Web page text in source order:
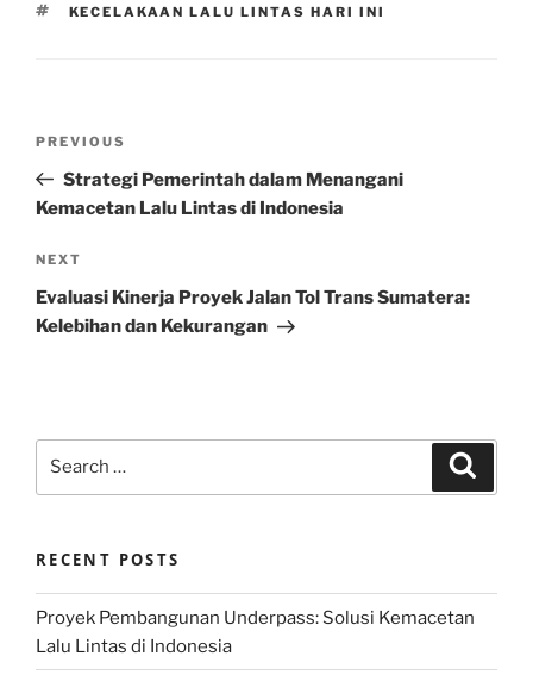
TAGS
KECELAKAAN LALU LINTAS HARI INI
Previous
Post
PREVIOUS
Strategi Pemerintah dalam Menangani
Kemacetan Lalu Lintas di Indonesia
Next
Post
NEXT
Evaluasi Kinerja Proyek Jalan Tol Trans Sumatera:
Kelebihan dan Kekurangan
RECENT POSTS
Proyek Pembangunan Underpass: Solusi Kemacetan
Lalu Lintas di Indonesia